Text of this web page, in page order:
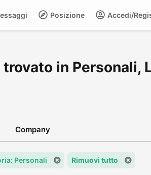
Accedi/
Posizione
in Personali,
Company
Personali Rimuovi tutto